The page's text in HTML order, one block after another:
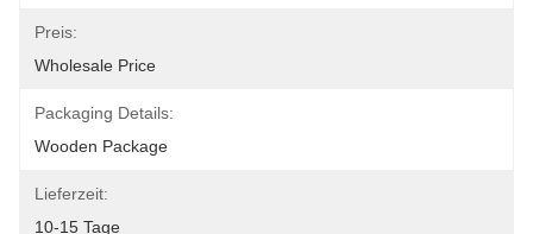
Preis:
Wholesale Price
Packaging Details:
Wooden Package
Lieferzeit:
10-15 Tage